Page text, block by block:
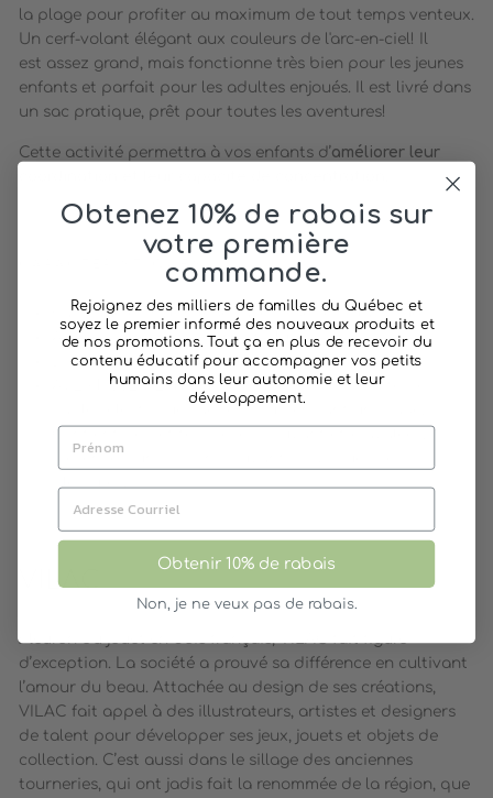
la plage pour profiter au maximum de tout temps venteux.
Un cerf-volant élégant aux couleurs de l'arc-en-ciel! Il
est assez grand, mais fonctionne très bien pour les jeunes
enfants et parfait pour les adultes enjoués. Il est livré dans
un sac pratique, prêt pour toutes les aventures!
Cette activité permettra à vos enfants d’améliorer leur
Fabriqué en nylon léger avec tiges en plastique
Âge recommandé : 3 ans et plus
Dimensions : 200 x 115 cm
AVERTISSEMENT : Ne pas utiliser à proximité de
câbles électriques aériens ou pendant un orage.
Contient de petites pièces pouvant être avalées.
Présence d'un cordon pouvant provoquer des
VILAC
Fleuron du jouet en bois français, VILAC fait figure
d’exception. La société a prouvé sa différence en cultivant
l’amour du beau. Attachée au design de ses créations,
VILAC fait appel à des illustrateurs, artistes et designers
de talent pour développer ses jeux, jouets et objets de
collection. C’est aussi dans le sillage des anciennes
tourneries, qui ont jadis fait la renommée de la région, que
Obtenez 10% de rabais sur
votre première
commande.
Rejoignez des milliers de familles du Québec et
soyez le premier informé des nouveaux produits et
de nos promotions. Tout ça en plus de recevoir du
contenu éducatif pour accompagner vos petits
humains dans leur autonomie et leur
développement.
Obtenir 10% de rabais
Non, je ne veux pas de rabais.